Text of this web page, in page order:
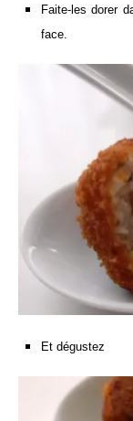
Faite-les dorer
face.
Et dégustez